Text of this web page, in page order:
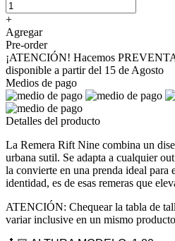
+
Agregar
Pre-order
¡ATENCIÓN! Hacemos
disponible a partir del 15 de Agosto
Medios de pago
Detalles del producto
La Remera Rift Nine combina un
urbana sutil. Se adapta a cualquier
la convierte en una prenda ideal para
identidad, es de esas remeras que
ATENCIÓN: Chequear la tabla de
variar inclusive en un mismo